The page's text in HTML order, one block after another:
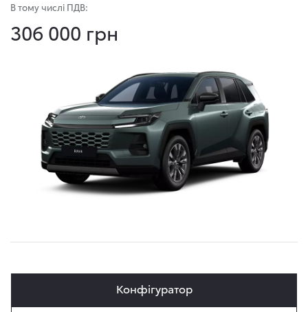
В тому числі ПДВ:
306 000 грн
Конфігуратор